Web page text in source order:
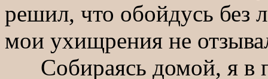
решил, что обойдусь без
мои ухищрения не
Собираясь домой, я в